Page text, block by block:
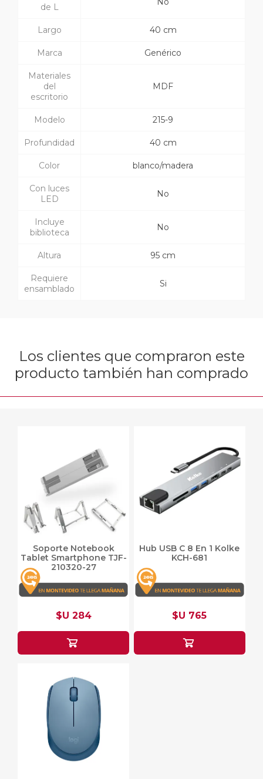
de L
Largo 40 cm
Marca Genérico
Materiales
del
escritorio
MDF
Modelo 215-9
Profundidad 40 cm
Color blanco/madera
Con luces
LED
No
Incluye
biblioteca
No
Altura 95 cm
Requiere
ensamblado
Si
Los clientes que compraron este
producto también han comprado
Soporte Notebook
Tablet Smartphone TJF-
210320-27
$U 284
Hub USB C 8 En 1 Kolke
KCH-681
$U 765